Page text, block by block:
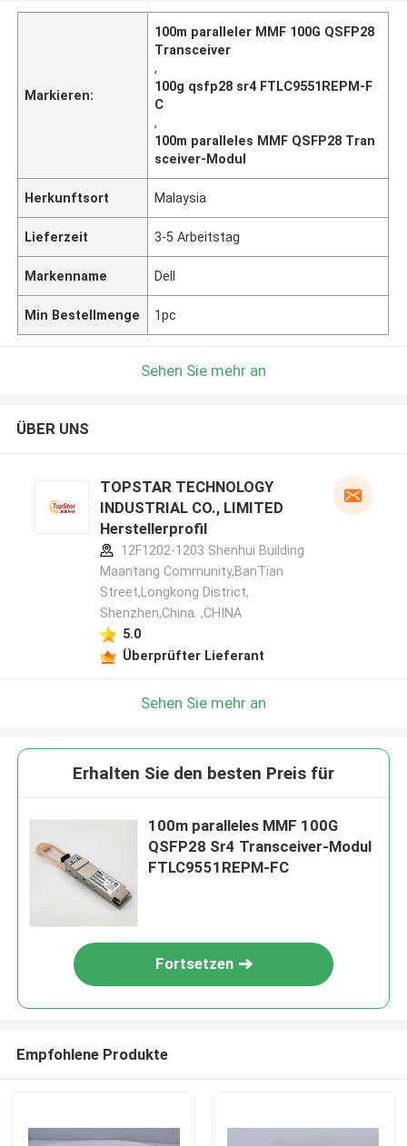
Markieren:
100m paralleler MMF 100G QSFP28
Transceiver
,
100g qsfp28 sr4 FTLC9551REPM-F
C
,
100m paralleles MMF QSFP28 Tran
sceiver-Modul
Herkunftsort Malaysia
Lieferzeit 3-5 Arbeitstag
Markenname Dell
Min Bestellmenge 1pc
Sehen Sie mehr an
ÜBER UNS
TOPSTAR TECHNOLOGY
INDUSTRIAL CO., LIMITED
Herstellerprofil
12F1202-1203 Shenhui Building
Maantang Community,BanTian
Street,Longkong District,
Shenzhen,China. ,CHINA
5.0
Überprüfter Lieferant
Sehen Sie mehr an
Erhalten Sie den besten Preis für
100m paralleles MMF 100G
QSFP28 Sr4 Transceiver-Modul
FTLC9551REPM-FC
Fortsetzen
Empfohlene Produkte